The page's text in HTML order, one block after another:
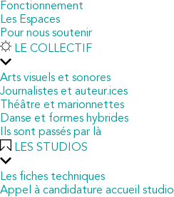
Fonctionnement
Les Espaces
Pour nous soutenir
LE COLLECTIF
Arts visuels et sonores
Journalistes et auteur.ices
Théâtre et marionnettes
Danse et formes hybrides
Ils sont passés par là
LES STUDIOS
Les fiches techniques
Appel à candidature accueil studio